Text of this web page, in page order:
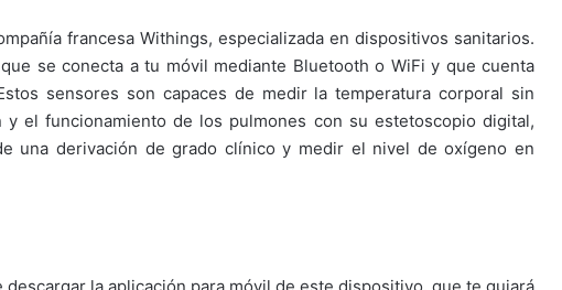
francesa Withings, especializada en dispositivos sanitarios.
se conecta a tu móvil mediante Bluetooth o WiFi y que cuenta
sensores son capaces de medir la temperatura corporal sin
el funcionamiento de los pulmones con su estetoscopio digital,
una derivación de grado clínico y medir el nivel de oxígeno en